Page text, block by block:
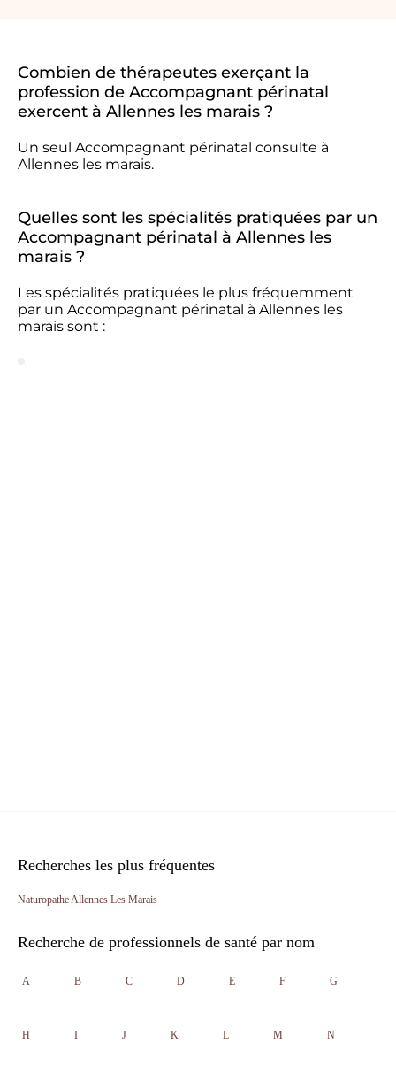
Combien de thérapeutes exerçant la
profession de Accompagnant périnatal
exercent à Allennes les marais ?
Un seul Accompagnant périnatal consulte à
Allennes les marais.
Quelles sont les spécialités pratiquées par un
Accompagnant périnatal à Allennes les
marais ?
Les spécialités pratiquées le plus fréquemment
par un Accompagnant périnatal à Allennes les
marais sont :
Recherches les plus fréquentes
Naturopathe Allennes Les Marais
Recherche de professionnels de santé par nom
A B C D E F G
H I J K L M N